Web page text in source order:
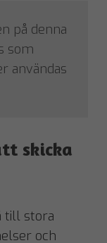
på denna
som
användas
skicka
till stora
och